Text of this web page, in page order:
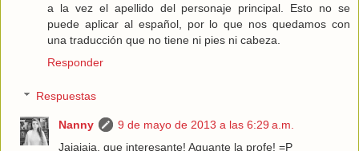
a la vez el apellido del personaje principal. Esto no se
puede aplicar al español, por lo que nos quedamos con
una traducción que no tiene ni pies ni cabeza.
Responder
Respuestas
Nanny
9 de mayo de 2013 a las 6:29 a.m.
Jajajaja, que interesante! Aguante la profe! =P